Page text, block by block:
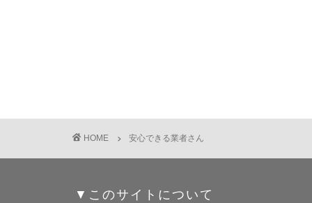
HOME 安心できる業者さん
▼このサイトについて